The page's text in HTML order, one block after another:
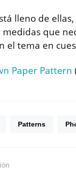
lleno de
que
el tema en
Paper Pattern
Patterns